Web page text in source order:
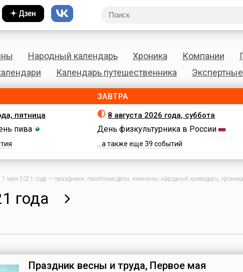
Народный календарь Хроника Компании
Календарь путешественника
пятница
пива
ЗАВТРА
8 августа 2026 года, суббота
День физкультурника в России
...а также еще 39 событий
1 мая 2021 года — праздники, памятные даты, именины, народный календарь,
года
Праздник весны и труда, Первое мая